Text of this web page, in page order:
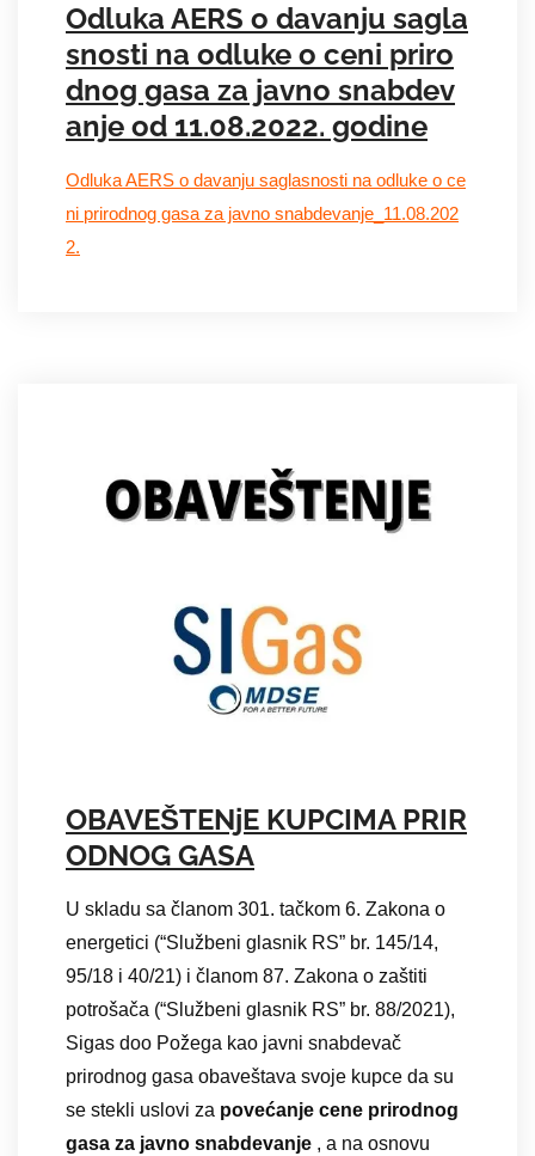
Odluka AERS o davanju sagla
snosti na odluke o ceni priro
dnog gasa za javno snabdev
anje od 11.08.2022. godine
Odluka AERS o davanju saglasnosti na odluke o ce
ni prirodnog gasa za javno snabdevanje_11.08.202
2.
OBAVEŠTENjE KUPCIMA PRIR
ODNOG GASA
U skladu sa članom 301. tačkom 6. Zakona o
energetici (“Službeni glasnik RS” br. 145/14,
95/18 i 40/21) i članom 87. Zakona o zaštiti
potrošača (“Službeni glasnik RS” br. 88/2021),
Sigas doo Požega kao javni snabdevač
prirodnog gasa obaveštava svoje kupce da su
se stekli uslovi za povećanje cene prirodnog
gasa za javno snabdevanje , a na osnovu